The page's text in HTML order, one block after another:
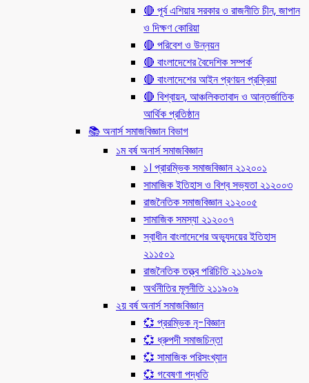
🔴 পূর্ব এশিয়ার সরকার ও রাজনীতি চীন, জাপান
ও দিক্ষণ কোরিয়া
🔴 পরিবেশ ও উন্নয়ন
🔴 বাংলাদেশের বৈদেশিক সম্পর্ক
🔴 বাংলাদেশের আইন প্রণয়ন প্রক্রিয়া
🔴 বিশ্বায়ন, আঞ্চলিকতাবাদ ও আন্তর্জাতিক
আর্থিক প্রতিষ্ঠান
📚 অনার্স সমাজবিজ্ঞান বিভাগ
১ম বর্ষ অনার্স সমাজবিজ্ঞান
১। প্রারম্ভিক সমাজবিজ্ঞান ২১২০০১
সামাজিক ইতিহাস ও বিশ্ব সভ্যতা ২১২০০৩
রাজনৈতিক সমাজবিজ্ঞান ২১২০০৫
সামাজিক সমস্যা ২১২০০৭
স্বাধীন বাংলাদেশের অভ্যুদয়ের ইতিহাস
২১১৫০১
রাজনৈতিক তত্ত্ব পরিচিতি ২১১৯০৯
অর্থনীতির মূলনীতি ২১১৯০৯
২য় বর্ষ অনার্স সমাজবিজ্ঞান
💞 প্ররম্ভিক নৃ-বিজ্ঞান
💞 ধ্রুপদী সমাজচিন্তা
💞 সামাজিক পরিসংখ্যান
💞 গবেষণা পদ্ধতি